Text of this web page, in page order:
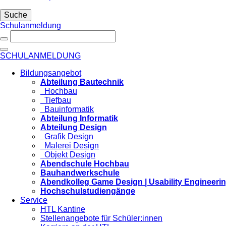
Suche
Schulanmeldung
SCHULANMELDUNG
Bildungsangebot
Abteilung Bautechnik
Hochbau
Tiefbau
Bauinformatik
Abteilung Informatik
Abteilung Design
Grafik Design
Malerei Design
Objekt Design
Abendschule Hochbau
Bauhandwerkschule
Abendkolleg Game Design | Usability
Hochschulstudiengänge
Service
HTL Kantine
Stellenangebote für Schüler:innen